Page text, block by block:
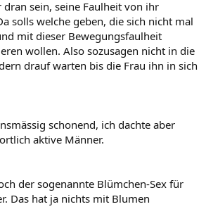
dran sein, seine Faulheit von ihr
solls welche geben, die sich nicht mal
mit dieser Bewegungsfaulheit
wollen. Also sozusagen nicht in die
drauf warten bis die Frau ihn in sich
schonend, ich dachte aber
aktive Männer.
der sogenannte Blümchen-Sex für
Das hat ja nichts mit Blumen